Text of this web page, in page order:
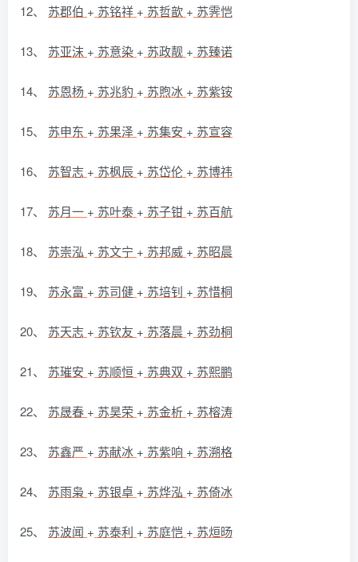
12、 苏郡伯 + 苏铭祥 + 苏哲歆 + 苏霁恺
13、 苏亚沫 + 苏意染 + 苏政靓 + 苏臻诺
14、 苏恩杨 + 苏兆豹 + 苏煦冰 + 苏紫铵
15、 苏申东 + 苏果泽 + 苏集安 + 苏宣容
16、 苏智志 + 苏枫辰 + 苏岱伦 + 苏博祎
17、 苏月一 + 苏叶泰 + 苏子钳 + 苏百航
18、 苏崇泓 + 苏文宁 + 苏邦威 + 苏昭晨
19、 苏永富 + 苏司健 + 苏培钊 + 苏惜桐
20、 苏天志 + 苏钦友 + 苏落晨 + 苏劲桐
21、 苏璀安 + 苏顺恒 + 苏典双 + 苏熙鹏
22、 苏晟春 + 苏昊荣 + 苏金析 + 苏榕涛
23、 苏鑫严 + 苏献冰 + 苏紫响 + 苏溯格
24、 苏雨枭 + 苏银卓 + 苏烨泓 + 苏倚冰
25、 苏波闻 + 苏泰利 + 苏庭恺 + 苏烜旸